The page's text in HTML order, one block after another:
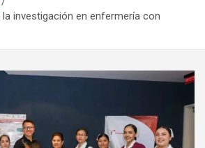
investigación en enfermería con